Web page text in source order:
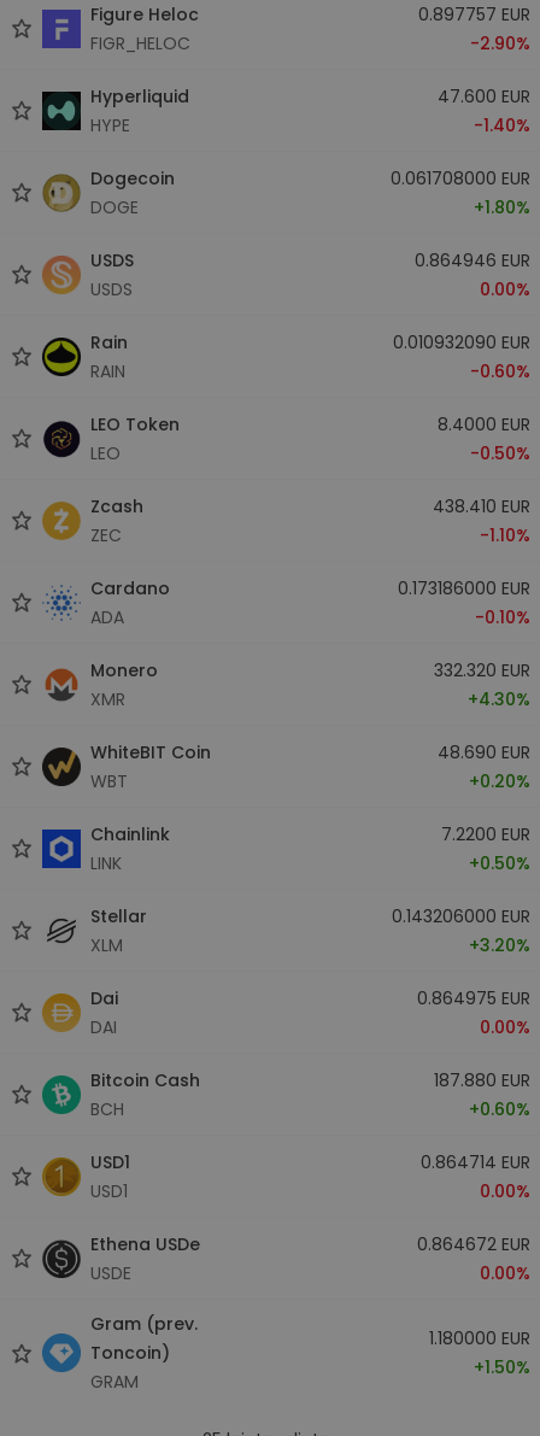
Figure Heloc
FIGR_HELOC
0.897757 EUR
-2.90%
Hyperliquid
HYPE
47.600 EUR
-1.40%
Dogecoin
DOGE
0.061708000 EUR
+1.80%
USDS
USDS
0.864946 EUR
0.00%
Rain
RAIN
0.010932090 EUR
-0.60%
LEO Token
LEO
8.4000 EUR
-0.50%
Zcash
ZEC
438.410 EUR
-1.10%
Cardano
ADA
0.173186000 EUR
-0.10%
Monero
XMR
332.320 EUR
+4.30%
WhiteBIT Coin
WBT
48.690 EUR
+0.20%
Chainlink
LINK
7.2200 EUR
+0.50%
Stellar
XLM
0.143206000 EUR
+3.20%
Dai
DAI
0.864975 EUR
0.00%
Bitcoin Cash
BCH
187.880 EUR
+0.60%
USD1
USD1
0.864714 EUR
0.00%
Ethena USDe
USDE
0.864672 EUR
0.00%
Gram (prev.
Toncoin)
GRAM
1.180000 EUR
+1.50%